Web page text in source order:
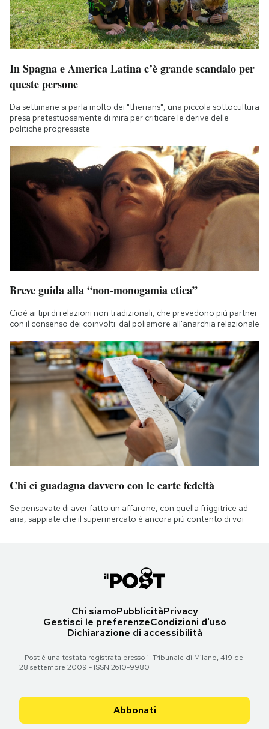
In Spagna e America Latina c’è grande scandalo per
queste persone
Da settimane si parla molto dei "therians", una piccola sottocultura
presa pretestuosamente di mira per criticare le derive delle
politiche progressiste
Breve guida alla “non-monogamia etica”
Cioè ai tipi di relazioni non tradizionali, che prevedono più partner
con il consenso dei coinvolti: dal poliamore all'anarchia relazionale
Chi ci guadagna davvero con le carte fedeltà
Se pensavate di aver fatto un affarone, con quella friggitrice ad
aria, sappiate che il supermercato è ancora più contento di voi
Chi siamoPubblicitàPrivacy
Gestisci le preferenzeCondizioni d'uso
Dichiarazione di accessibilità
Il Post è una testata registrata presso il Tribunale di Milano, 419 del
28 settembre 2009 - ISSN 2610-9980
Abbonati